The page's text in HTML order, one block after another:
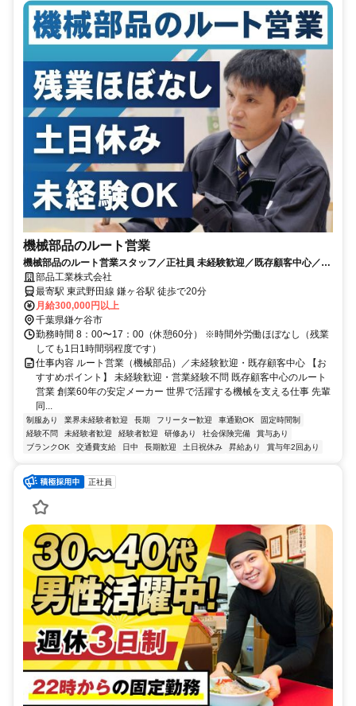
機械部品のルート営業
機械部品のルート営業スタッフ／正社員 未経験歓迎／既存顧客中心／創
業60年の安定メーカー／土日休み
部品工業株式会社
最寄駅 東武野田線 鎌ヶ谷駅 徒歩で20分
月給300,000円以上
千葉県鎌ケ谷市
勤務時間 8：00〜17：00（休憩60分） ※時間外労働ほぼなし（残業
しても1日1時間弱程度です）
仕事内容 ルート営業（機械部品）／未経験歓迎・既存顧客中心 【お
すすめポイント】 未経験歓迎・営業経験不問 既存顧客中心のルート
営業 創業60年の安定メーカー 世界で活躍する機械を支える仕事 先輩
同...
制服あり 業界未経験者歓迎 長期 フリーター歓迎 車通勤OK
固定時間制
経験不問
未経験者歓迎 経験者歓迎 研修あり 社会保険完備
賞与あり
ブランクOK
交通費支給 日中 長期歓迎 土日祝休み 昇給あり 賞与年2回あり
正社員